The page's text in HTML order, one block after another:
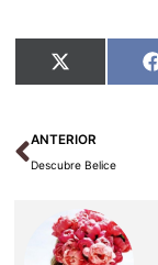
Compartir
en
X
(Twitter)
Ant
ANTERIOR
Descubre Belice